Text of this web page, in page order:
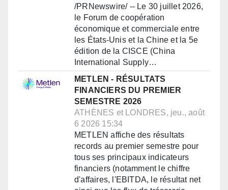
/PRNewswire/ -- Le 30 juillet 2026,
le Forum de coopération
économique et commerciale entre
les États-Unis et la Chine et la 5e
édition de la CISCE (China
International Supply…
METLEN - RÉSULTATS
FINANCIERS DU PREMIER
SEMESTRE 2026
ATHÈNES et LONDRES, jeu., août
6 2026 15:34
METLEN affiche des résultats
records au premier semestre pour
tous ses principaux indicateurs
financiers (notamment le chiffre
d'affaires, l'EBITDA, le résultat net